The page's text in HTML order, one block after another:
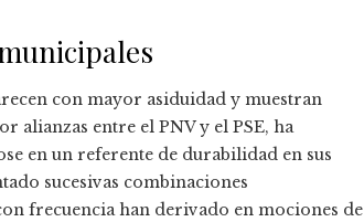
con mayor asiduidad y muestran
alianzas entre el PNV y el PSE, ha
en un referente de durabilidad en sus
sucesivas combinaciones
frecuencia han derivado en mociones de